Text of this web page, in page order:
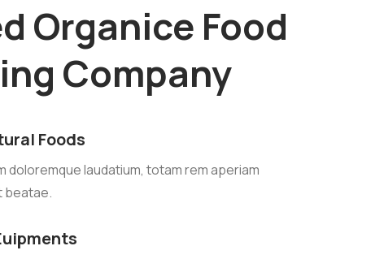
Organice Food
Company
Foods
doloremque laudatium, totam rem aperiam
beatae.